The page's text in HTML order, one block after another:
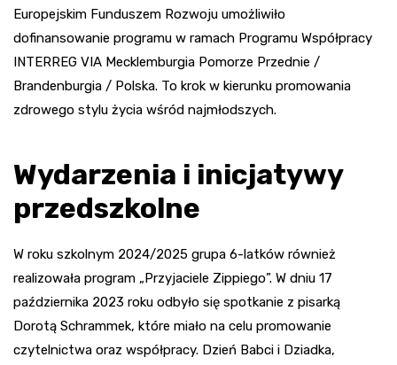
Europejskim Funduszem Rozwoju umożliwiło
dofinansowanie programu w ramach Programu Współpracy
INTERREG VIA Mecklemburgia Pomorze Przednie /
Brandenburgia / Polska. To krok w kierunku promowania
zdrowego stylu życia wśród najmłodszych.
Wydarzenia i inicjatywy
przedszkolne
W roku szkolnym 2024/2025 grupa 6-latków również
realizowała program „Przyjaciele Zippiego”. W dniu 17
października 2023 roku odbyło się spotkanie z pisarką
Dorotą Schrammek, które miało na celu promowanie
czytelnictwa oraz współpracy. Dzień Babci i Dziadka,